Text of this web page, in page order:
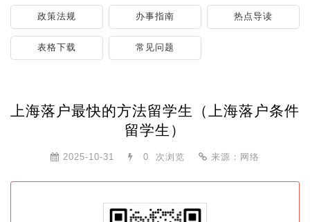
政策法规 办事指南 热点导读
表格下载 常见问题
上海落户最快的方法留学生（上海落户条件
留学生）
2025-10-31 0 次浏览 来源：网络